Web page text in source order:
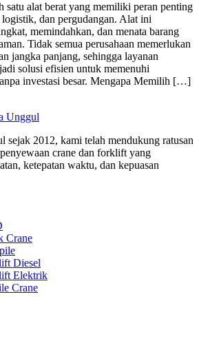
satu alat berat yang memiliki peran penting
dan pergudangan. Alat ini
memindahkan, dan menata barang
Tidak semua perusahaan memerlukan
jangka panjang, sehingga layanan
solusi efisien untuk memenuhi
investasi besar. Mengapa Memilih […]
sejak 2012, kami telah mendukung ratusan
crane dan forklift yang
ketepatan waktu, dan kepuasan
Crane
Diesel
Elektrik
Crane